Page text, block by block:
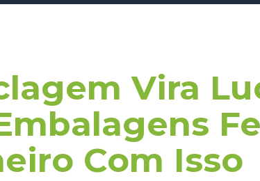
Vira
Com Isso